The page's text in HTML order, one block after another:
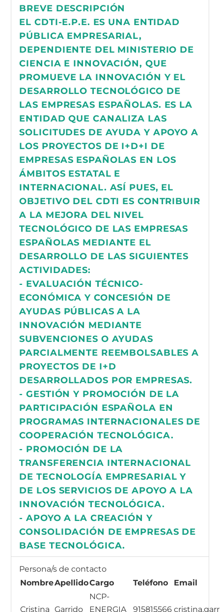
BREVE DESCRIPCIÓN
EL CDTI-E.P.E. ES UNA ENTIDAD
PÚBLICA EMPRESARIAL,
DEPENDIENTE DEL MINISTERIO DE
CIENCIA E INNOVACIÓN, QUE
PROMUEVE LA INNOVACIÓN Y EL
DESARROLLO TECNOLÓGICO DE
LAS EMPRESAS ESPAÑOLAS. ES LA
ENTIDAD QUE CANALIZA LAS
SOLICITUDES DE AYUDA Y APOYO A
LOS PROYECTOS DE I+D+I DE
EMPRESAS ESPAÑOLAS EN LOS
ÁMBITOS ESTATAL E
INTERNACIONAL. ASÍ PUES, EL
OBJETIVO DEL CDTI ES CONTRIBUIR
A LA MEJORA DEL NIVEL
TECNOLÓGICO DE LAS EMPRESAS
ESPAÑOLAS MEDIANTE EL
DESARROLLO DE LAS SIGUIENTES
ACTIVIDADES:
- EVALUACIÓN TÉCNICO-
ECONÓMICA Y CONCESIÓN DE
AYUDAS PÚBLICAS A LA
INNOVACIÓN MEDIANTE
SUBVENCIONES O AYUDAS
PARCIALMENTE REEMBOLSABLES A
PROYECTOS DE I+D
DESARROLLADOS POR EMPRESAS.
- GESTIÓN Y PROMOCIÓN DE LA
PARTICIPACIÓN ESPAÑOLA EN
PROGRAMAS INTERNACIONALES DE
COOPERACIÓN TECNOLÓGICA.
- PROMOCIÓN DE LA
TRANSFERENCIA INTERNACIONAL
DE TECNOLOGÍA EMPRESARIAL Y
DE LOS SERVICIOS DE APOYO A LA
INNOVACIÓN TECNOLÓGICA.
- APOYO A LA CREACIÓN Y
CONSOLIDACIÓN DE EMPRESAS DE
BASE TECNOLÓGICA.
Persona/s de contacto
NombreApellidoCargo Teléfono Email
Cristina Garrido
NCP-
ENERGIA
915815566